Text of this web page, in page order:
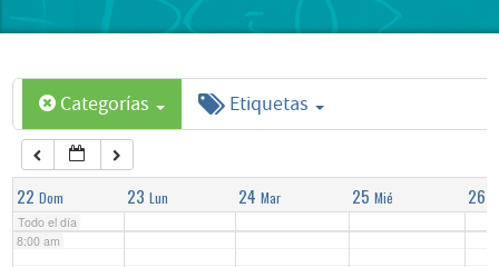
Categorías Etiquetas
22 Dom 23 Lun 24 Mar 25 Mié 26
Todo el día
6:00 am
7:00 am
8:00 am